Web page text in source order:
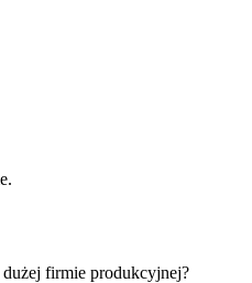
firmie produkcyjnej?